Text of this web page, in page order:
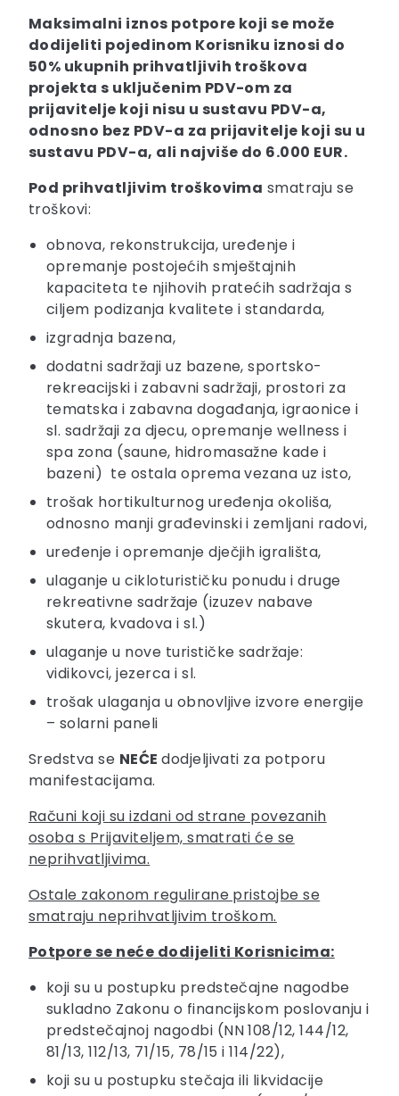
Maksimalni iznos potpore koji se može
dodijeliti pojedinom Korisniku iznosi do
50% ukupnih prihvatljivih troškova
projekta s uključenim PDV-om za
prijavitelje koji nisu u sustavu PDV-a,
odnosno bez PDV-a za prijavitelje koji su u
sustavu PDV-a, ali najviše do 6.000 EUR.
Pod prihvatljivim troškovima smatraju se
troškovi:
obnova, rekonstrukcija, uređenje i
opremanje postojećih smještajnih
kapaciteta te njihovih pratećih sadržaja s
ciljem podizanja kvalitete i standarda,
izgradnja bazena,
dodatni sadržaji uz bazene, sportsko-
rekreacijski i zabavni sadržaji, prostori za
tematska i zabavna događanja, igraonice i
sl. sadržaji za djecu, opremanje wellness i
spa zona (saune, hidromasažne kade i
bazeni) te ostala oprema vezana uz isto,
trošak hortikulturnog uređenja okoliša,
odnosno manji građevinski i zemljani radovi,
uređenje i opremanje dječjih igrališta,
ulaganje u cikloturističku ponudu i druge
rekreativne sadržaje (izuzev nabave
skutera, kvadova i sl.)
ulaganje u nove turističke sadržaje:
vidikovci, jezerca i sl.
trošak ulaganja u obnovljive izvore energije
– solarni paneli
Sredstva se NEĆEdodjeljivati za potporu
manifestacijama.
Računi koji su izdani od strane povezanih
osoba s Prijaviteljem, smatrati će se
neprihvatljivima.
Ostale zakonom regulirane pristojbe se
smatraju neprihvatljivim troškom.
Potpore se neće dodijeliti Korisnicima:
koji su u postupku predstečajne nagodbe
sukladno Zakonu o financijskom poslovanju i
predstečajnoj nagodbi (NN 108/12, 144/12,
81/13, 112/13, 71/15, 78/15 i 114/22),
koji su u postupku stečaja ili likvidacije